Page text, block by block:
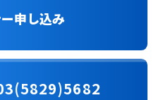
申し込み